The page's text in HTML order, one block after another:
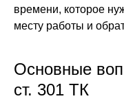
времени, которое
месту работы и
Основные
ст. 301 ТК